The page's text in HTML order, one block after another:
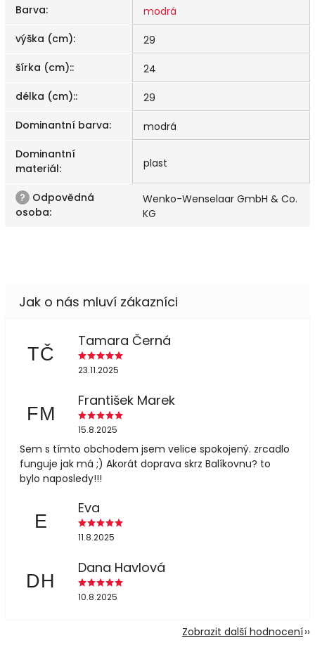
Barva:
modrá
výška (cm):
29
šírka (cm)::
24
délka (cm)::
29
Dominantní barva:
modrá
Dominantní
materiál: plast
? Odpovědná
osoba:
Wenko-Wenselaar GmbH & Co.
KG
TČ
Tamara Černá
23.11.2025
FM
František Marek
15.8.2025
Sem s tímto obchodem jsem velice spokojený. zrcadlo
funguje jak má ;) Akorát doprava skrz Balíkovnu? to
bylo naposledy!!!
E
Eva
11.8.2025
DH
Dana Havlová
10.8.2025
Zobrazit další hodnocení